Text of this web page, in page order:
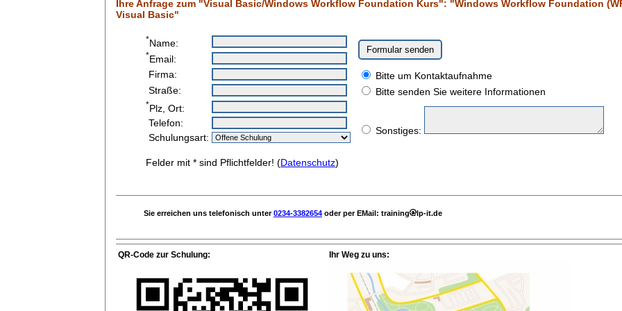
Ihre Anfrage zum "Visual Basic/Windows Workflow Foundation Kurs": "Windows Workflow Foundation
Visual Basic"
*Name:
*Email:
Firma:
Bitte um Kontaktaufnahme
Straße:
Bitte senden Sie weitere Informationen
*Plz, Ort:
Sonstiges:
Telefon:
Schulungsart:
Felder mit * sind Pflichtfelder! (Datenschutz)
Sie erreichen uns telefonisch unter0234-3382654 oder per EMail: training lp-it.de
QR-Code zur Schulung: Ihr Weg zu uns: